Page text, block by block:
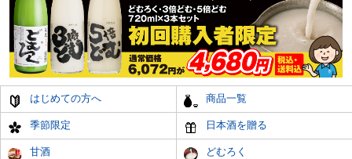
はじめての方へ 商品一覧
季節限定 日本酒を贈る
甘酒 どむろく